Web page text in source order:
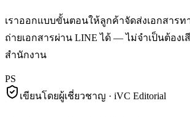
เราออกแบบขั้นตอนให้ลูกค้าจัดส่งเอกสาร
ถ่ายเอกสารผ่าน LINE ได้ — ไม่จำเป็นต้องเ
สำนักงาน
PS
เขียนโดยผู้เชี่ยวชาญ · iVC Editorial